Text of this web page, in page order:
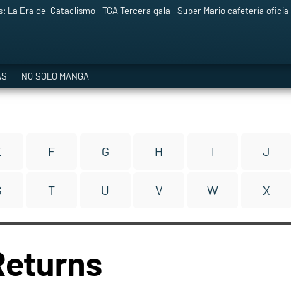
La Era del Cataclismo TGA Tercera gala Super Mario cafetería oficial
NO SOLO MANGA
F G H I J
T U V W X